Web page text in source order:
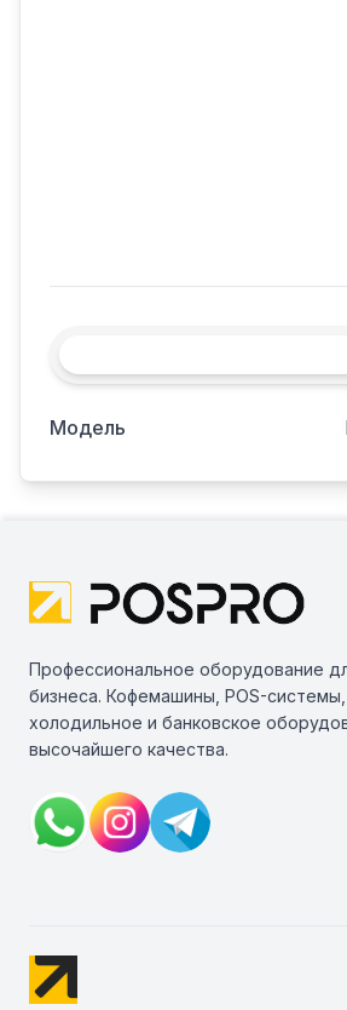
Модель
Профессиональное оборудование
бизнеса. Кофемашины, POS-системы,
холодильное и банковское
высочайшего качества.